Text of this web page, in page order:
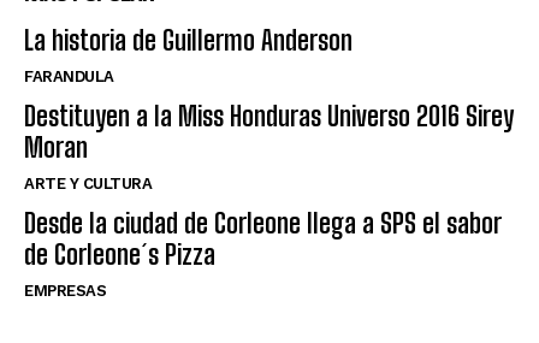
La historia de Guillermo Anderson
FARANDULA
Destituyen a la Miss Honduras Universo 2016 Sirey
Moran
ARTE Y CULTURA
Desde la ciudad de Corleone llega a SPS el sabor
de Corleone´s Pizza
EMPRESAS